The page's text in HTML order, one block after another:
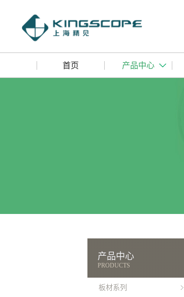
首页 产品中心
产品中心
PRODUCTS
板材系列